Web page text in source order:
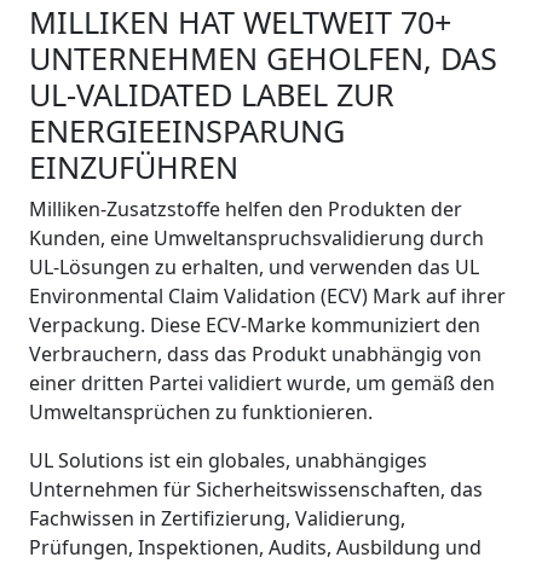
MILLIKEN HAT WELTWEIT 70+
UNTERNEHMEN GEHOLFEN, DAS
UL-VALIDATED LABEL ZUR
ENERGIEEINSPARUNG
EINZUFÜHREN
Milliken-Zusatzstoffe helfen den Produkten der
Kunden, eine Umweltanspruchsvalidierung durch
UL-Lösungen zu erhalten, und verwenden das UL
Environmental Claim Validation (ECV) Mark auf ihrer
Verpackung. Diese ECV-Marke kommuniziert den
Verbrauchern, dass das Produkt unabhängig von
einer dritten Partei validiert wurde, um gemäß den
Umweltansprüchen zu funktionieren.
UL Solutions ist ein globales, unabhängiges
Unternehmen für Sicherheitswissenschaften, das
Fachwissen in Zertifizierung, Validierung,
Prüfungen, Inspektionen, Audits, Ausbildung und